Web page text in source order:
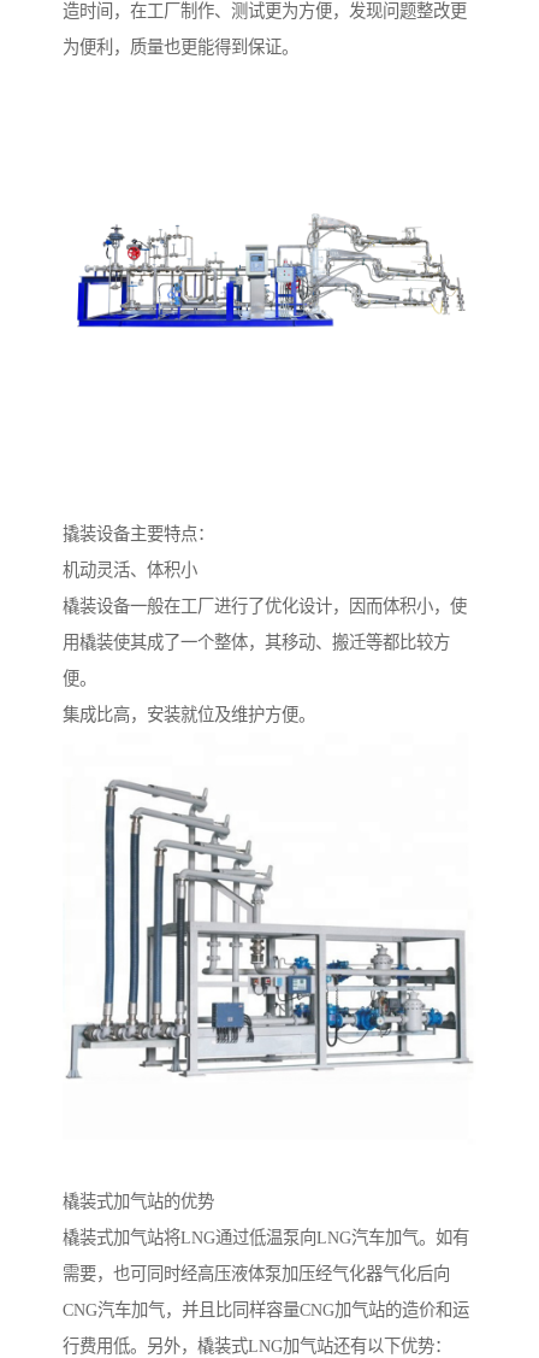
造时间，在工厂制作、测试更为方便，发现问题整改更
为便利，质量也更能得到保证。
撬装设备主要特点：
机动灵活、体积小
橇装设备一般在工厂进行了优化设计，因而体积小，使
用橇装使其成了一个整体，其移动、搬迁等都比较方
便。
集成比高，安装就位及维护方便。
橇装式加气站的优势
橇装式加气站将LNG通过低温泵向LNG汽车加气。如有
需要，也可同时经高压液体泵加压经气化器气化后向
CNG汽车加气，并且比同样容量CNG加气站的造价和运
行费用低。另外，橇装式LNG加气站还有以下优势：